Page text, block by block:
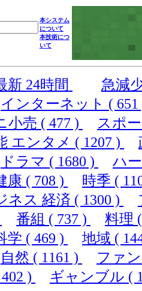
本システム
について
本技術につ
いて
新 24時間
急減
インターネット (
小売 ( 477 )
スポ
エンタメ ( 1207 )
ドラマ ( 1680 )
ハ
康 ( 708 )
時季 (
ネス 経済 ( 1300 )
番組 ( 737 )
料理
学 ( 469 )
地域 (
自然 ( 1161 )
ファ
)
ギャンブル (